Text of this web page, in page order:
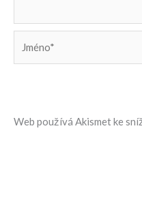
Web používá Akismet ke